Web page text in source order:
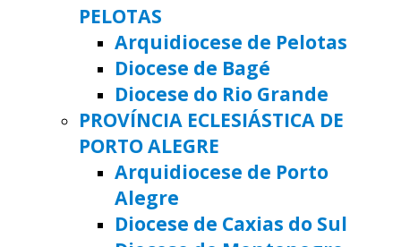
PELOTAS
Arquidiocese de Pelotas
Diocese de Bagé
Diocese do Rio Grande
PROVÍNCIA ECLESIÁSTICA DE
PORTO ALEGRE
Arquidiocese de Porto
Alegre
Diocese de Caxias do Sul